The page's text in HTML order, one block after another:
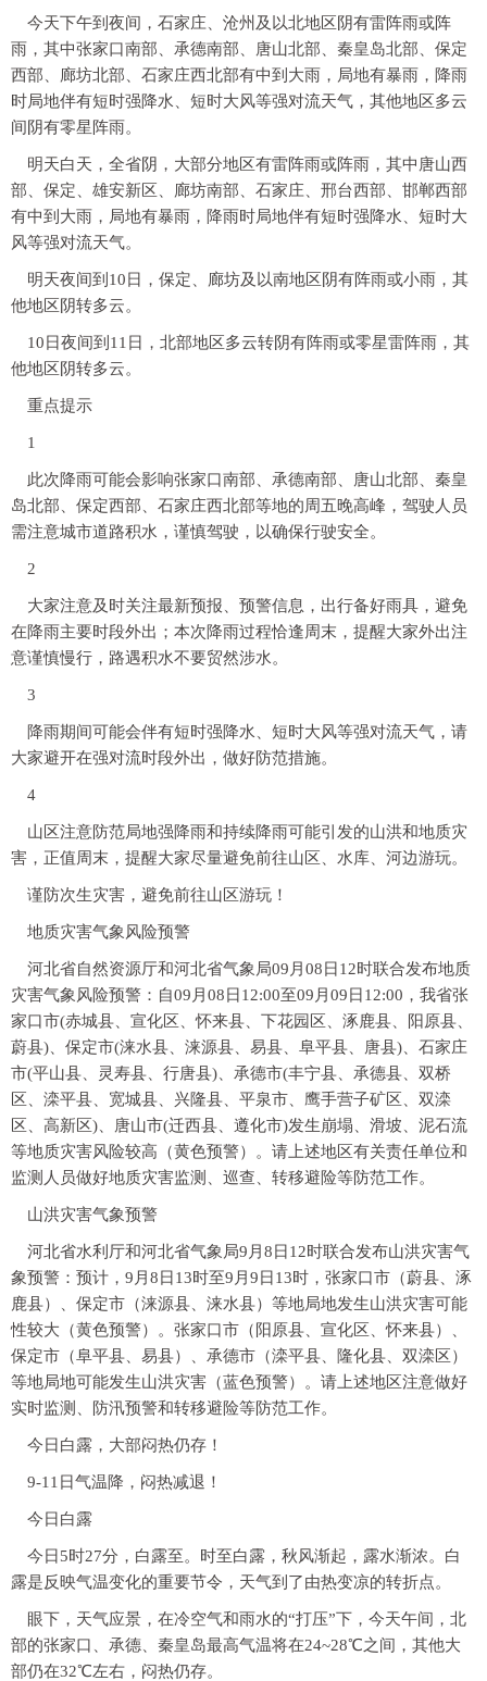
今天下午到夜间， 石家庄、沧州及以北地区阴有雷阵雨或阵
雨，其中张家口南部、承德南部、唐山北部、秦皇岛北部、保定
西部、廊坊北部、石家庄西北部有中到大雨，局地有暴雨，降雨
时局地伴有短时强降水、短时大风等强对流天气，其他地区多云
间阴有零星阵雨。
明天白天，全省阴， 大部分地区有雷阵雨或阵雨，其中唐山西
部、保定、雄安新区、廊坊南部、石家庄、邢台西部、邯郸西部
有中到大雨，局地有暴雨，降雨时局地伴有短时强降水、短时大
风等强对流天气。
明天夜间到10日， 保定、廊坊及以南地区阴有阵雨或小雨， 其
他地区阴转多云。
10日夜间到11日， 北部地区多云转阴有阵雨或零星雷阵雨 ，其
他地区阴转多云。
重点提示
1
此次降雨可能会影响张家口南部、承德南部、唐山北部、秦皇
岛北部、保定西部、石家庄西北部等地的周五晚高峰，驾驶人员
需注意城市道路积水，谨慎驾驶，以确保行驶安全。
2
大家注意及时关注最新预报、预警信息，出行备好雨具，避免
在降雨主要时段外出；本次降雨过程恰逢周末，提醒大家外出注
意谨慎慢行，路遇积水不要贸然涉水。
3
降雨期间可能会伴有短时强降水、短时大风等强对流天气，请
大家避开在强对流时段外出，做好防范措施。
4
山区注意防范局地强降雨和持续降雨可能引发的山洪和地质灾
害，正值周末，提醒大家尽量避免前往山区、水库、河边游玩。
谨防次生灾害， 避免前往山区游玩！
地质灾害气象风险预警
河北省自然资源厅和河北省气象局09月08日12时联合发布地质
灾害气象风险预警：自09月08日12:00至09月09日12:00，我省张
家口市(赤城县、宣化区、怀来县、下花园区、涿鹿县、阳原县、
蔚县)、保定市(涞水县、涞源县、易县、阜平县、唐县)、石家庄
市(平山县、灵寿县、行唐县)、承德市(丰宁县、承德县、双桥
区、滦平县、宽城县、兴隆县、平泉市、鹰手营子矿区、双滦
区、高新区)、唐山市(迁西县、遵化市)发生崩塌、滑坡、泥石流
等地质灾害风险较高（黄色预警）。请上述地区有关责任单位和
监测人员做好地质灾害监测、巡查、转移避险等防范工作。
山洪灾害气象预警
河北省水利厅和河北省气象局9月8日12时联合发布山洪灾害气
象预警：预计，9月8日13时至9月9日13时，张家口市（蔚县、涿
鹿县）、保定市（涞源县、涞水县）等地局地发生山洪灾害可能
性较大（黄色预警）。张家口市（阳原县、宣化区、怀来县）、
保定市（阜平县、易县）、承德市（滦平县、隆化县、双滦区）
等地局地可能发生山洪灾害（蓝色预警）。请上述地区注意做好
实时监测、防汛预警和转移避险等防范工作。
今日白露， 大部闷热仍存！
9-11日气温降，闷热减退！
今日白露
今日5时27分，白露至。时至白露，秋风渐起，露水渐浓。白
露是反映气温变化的重要节令，天气到了由热变凉的转折点。
眼下，天气应景，在冷空气和雨水的“打压”下，今天午间，北
部的张家口、承德、秦皇岛最高气温将在24~28℃之间，其他大
部仍在32℃左右，闷热仍存。